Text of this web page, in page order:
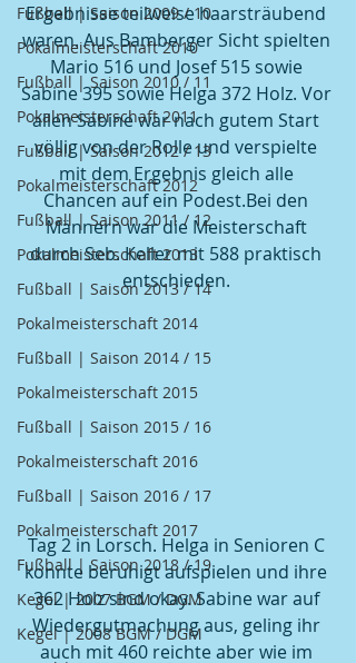
Fußball | Saison 2009 / 10
Pokalmeisterschaft 2010
Fußball | Saison 2010 / 11
Pokalmeisterschaft 2011
Fußball | Saison 2012 / 13
Pokalmeisterschaft 2012
Fußball | Saison 2011 / 12
Pokalmeisterschaft 2013
Fußball | Saison 2013 / 14
Pokalmeisterschaft 2014
Fußball | Saison 2014 / 15
Pokalmeisterschaft 2015
Fußball | Saison 2015 / 16
Pokalmeisterschaft 2016
Fußball | Saison 2016 / 17
Pokalmeisterschaft 2017
Fußball | Saison 2018 / 19
Kegel | 2007 BGM / DGM
Kegel | 2008 BGM / DGM
Ergebnisse teilweise haarsträubend
waren. Aus Bamberger Sicht spielten
Mario 516 und Josef 515 sowie
Sabine 395 sowie Helga 372 Holz. Vor
allen Sabine war nach gutem Start
völlig von der Rolle und verspielte
mit dem Ergebnis gleich alle
Chancen auf ein Podest.Bei den
Männern war die Meisterschaft
durch Seb. Keller mit 588 praktisch
entschieden.
Tag 2 in Lorsch. Helga in Senioren C
konnte beruhigt aufspielen und ihre
362 Holz sind okay. Sabine war auf
Wiedergutmachung aus, geling ihr
auch mit 460 reichte aber wie im